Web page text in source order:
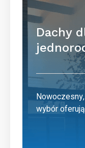
Dachy
wybór